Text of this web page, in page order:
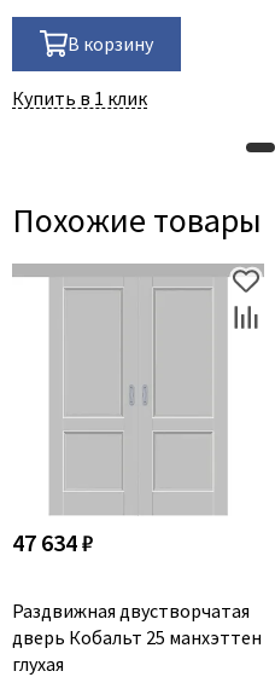
В корзину
Купить в 1 клик
Похожие товары
47 634 ₽
Раздвижная двустворчатая
дверь Кобальт 25 манхэттен
глухая